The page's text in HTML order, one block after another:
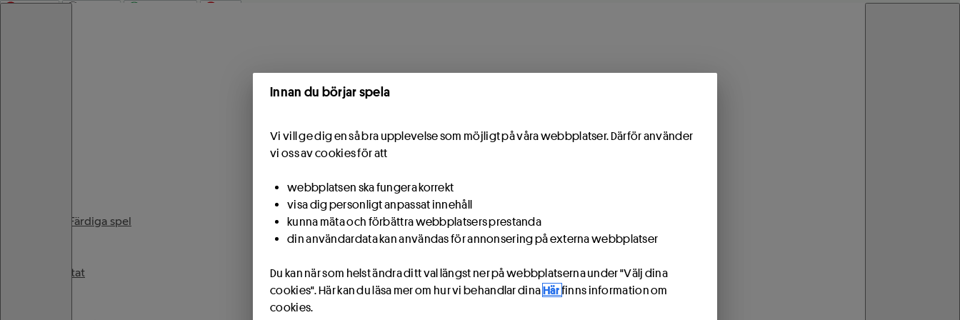
PIX - Färdiga spel
Resultat
Innan du börjar spela
Vi vill ge dig en så bra upplevelse som möjligt på våra webbplatser. Därför använder
vi oss av cookies för att
webbplatsen ska fungera korrekt
visa dig personligt anpassat innehåll
kunna mäta och förbättra webbplatsers prestanda
din användardata kan användas för annonsering på externa webbplatser
Du kan när som helst ändra ditt val längst ner på webbplatserna under "Välj dina
cookies". Här kan du läsa mer om hur vi behandlar dinaHär finns information om
cookies.